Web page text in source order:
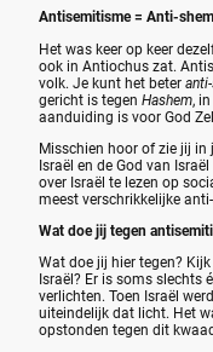
Antisemitisme = Anti-
Het was keer op keer
ook in Antiochus zat.
volk. Je kunt het beter
gericht is tegen Hashem,
aanduiding is voor God
Misschien hoor of zie jij
Israël en de God van
over Israël te lezen op
meest verschrikkelijke
Wat doe jij tegen
Wat doe jij hier tegen?
Israël? Er is soms slechts
verlichten. Toen Israël
uiteindelijk dat licht. Het
opstonden tegen dit